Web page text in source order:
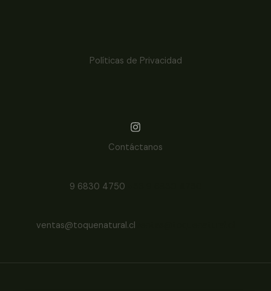
Políticas de Privacidad
Contáctanos
9 6830 4750
ventas@toquenatural.cl